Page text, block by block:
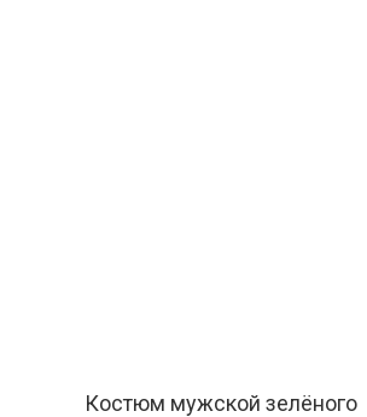
Костюм мужской зелёного